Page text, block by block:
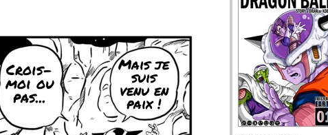
Crois-
moi ou
pas...
Mais je
suis
venu en
paix !